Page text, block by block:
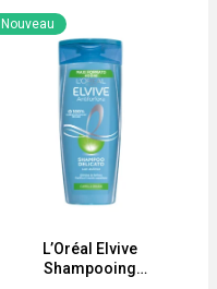
L’Oréal Elvive
Shampooing
Nouveau